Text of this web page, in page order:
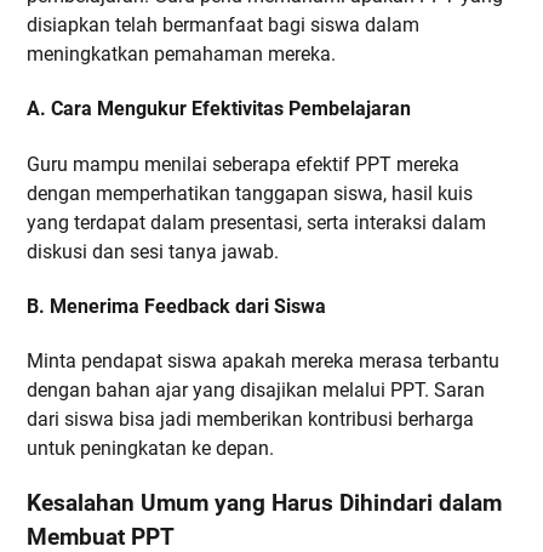
disiapkan telah bermanfaat bagi siswa dalam
meningkatkan pemahaman mereka.
A. Cara Mengukur Efektivitas Pembelajaran
Guru mampu menilai seberapa efektif PPT mereka
dengan memperhatikan tanggapan siswa, hasil kuis
yang terdapat dalam presentasi, serta interaksi dalam
diskusi dan sesi tanya jawab.
B. Menerima Feedback dari Siswa
Minta pendapat siswa apakah mereka merasa terbantu
dengan bahan ajar yang disajikan melalui PPT. Saran
dari siswa bisa jadi memberikan kontribusi berharga
untuk peningkatan ke depan.
Kesalahan Umum yang Harus Dihindari dalam
Membuat PPT